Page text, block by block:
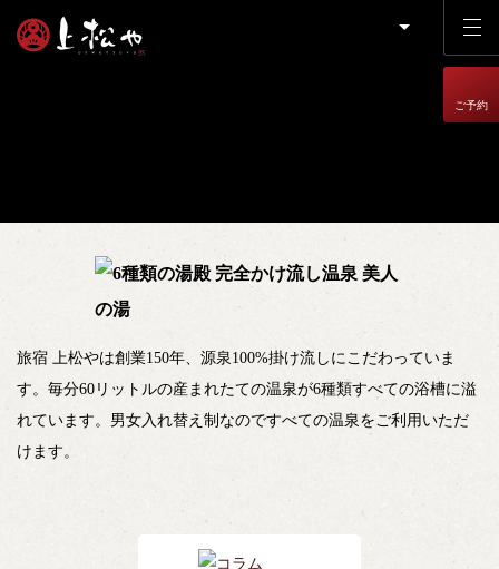
旅宿 上松やは創業150年、源泉100%掛け流しにこだわっていま
す。毎分60リットルの産まれたての温泉が6種類すべての浴槽に溢
れています。男女入れ替え制なのですべての温泉をご利用いただ
けます。
ご予約